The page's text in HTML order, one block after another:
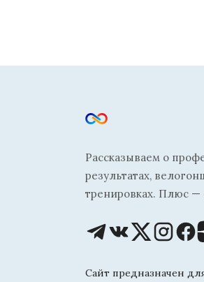
Рассказываем о
результатах,
тренировках. Плюс —
Сайт предназначен